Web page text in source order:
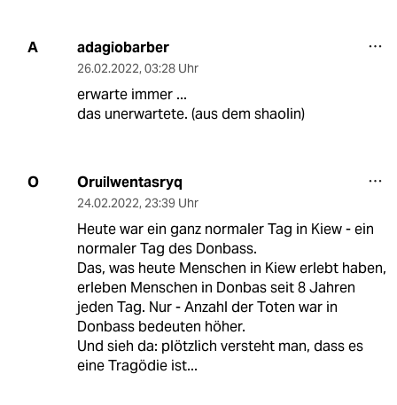
A adagiobarber
26.02.2022, 03:28 Uhr
erwarte immer ...
das unerwartete. (aus dem shaolin)
O Oruilwentasryq
24.02.2022, 23:39 Uhr
Heute war ein ganz normaler Tag in Kiew - ein
normaler Tag des Donbass.
Das, was heute Menschen in Kiew erlebt haben,
erleben Menschen in Donbas seit 8 Jahren
jeden Tag. Nur - Anzahl der Toten war in
Donbass bedeuten höher.
Und sieh da: plötzlich versteht man, dass es
eine Tragödie ist...